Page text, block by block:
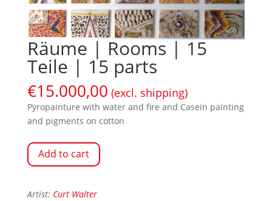
Räume | Rooms | 15
Teile | 15 parts
€15.000,00 (excl. shipping)
Pyropainture with water and fire and Casein painting
and pigments on cotton
Add to cart
Artist: Curt Walter